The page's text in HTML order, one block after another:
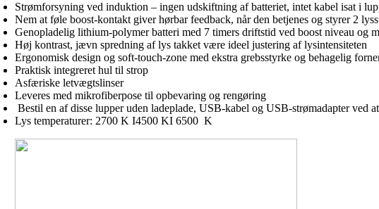
Strømforsyning ved induktion – ingen udskiftning af batteriet, intet kabel isat i
Nem at føle boost-kontakt giver hørbar feedback, når denbetjenes og styrer 2
Genopladelig lithium-polymer batteri med 7 timers driftstid ved boost niveau
Høj kontrast, jævn spredning af lys takket være ideel justering af lysintensiteten
Ergonomisk design og soft-touch-zone med ekstra grebsstyrke og behagelig
Praktisk integreret hul til strop
Asfæriske letvægtslinser
Leveres med mikrofiberpose til opbevaring og rengøring
Bestil en af disse lupper uden ladeplade, USB-kabel og USB-strømadapter ved
Lys temperaturer: 2700 K I4500 KI 6500 K